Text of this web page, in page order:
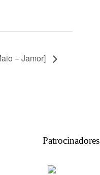
– Jamor]
Patrocinadores